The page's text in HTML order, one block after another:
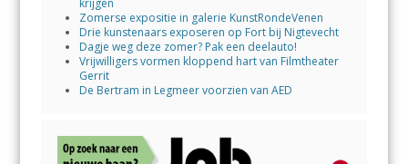
krijgen
Zomerse expositie in galerie KunstRondeVenen
Drie kunstenaars exposeren op Fort bij Nigtevecht
Dagje weg deze zomer? Pak een deelauto!
Vrijwilligers vormen kloppend hart van Filmtheater
Gerrit
De Bertram in Legmeer voorzien van AED